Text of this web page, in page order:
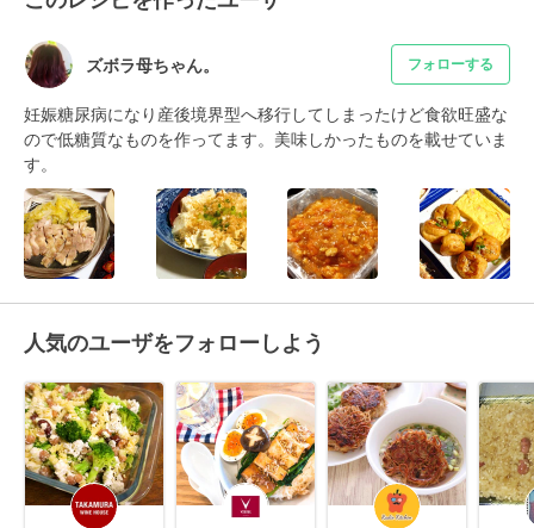
ズボラ母ちゃん。 フォローする
妊娠糖尿病になり産後境界型へ移行してしまったけど食欲旺盛な
ので低糖質なものを作ってます。美味しかったものを載せていま
す。
人気のユーザをフォローしよう